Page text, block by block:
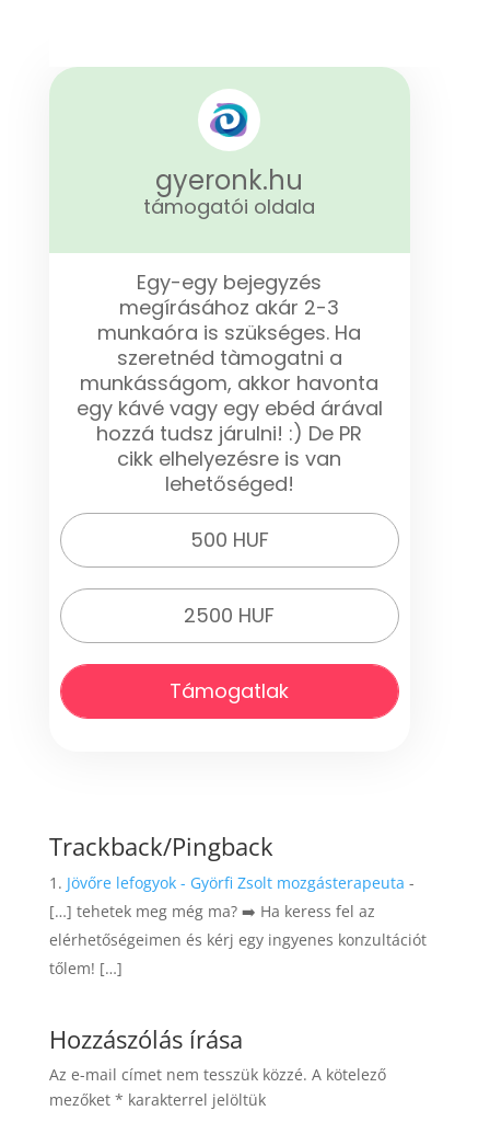
gyeronk.hu
támogatói oldala
Egy-egy bejegyzés
megírásához akár 2-3
munkaóra is szükséges. Ha
szeretnéd tàmogatni a
munkásságom, akkor havonta
egy kávé vagy egy ebéd árával
hozzá tudsz járulni! :) De PR
cikk elhelyezésre is van
lehetőséged!
500 HUF
2500 HUF
Támogatlak
Trackback/Pingback
Jövőre lefogyok - Györfi Zsolt mozgásterapeuta -
[…] tehetek meg még ma? ➡️ Ha keress fel az
elérhetőségeimen és kérj egy ingyenes konzultációt
tőlem! […]
Hozzászólás írása
Az e-mail címet nem tesszük közzé. A kötelező
mezőket * karakterrel jelöltük